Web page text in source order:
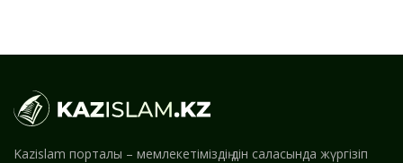
Kazislam порталы – мемлекетіміздің дін саласында жүргізіп